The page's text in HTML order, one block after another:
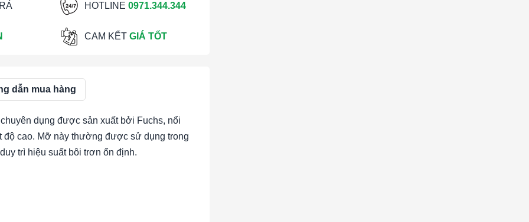
HOTLINE 0971.344.344
CAM KẾT GIÁ TỐT
dẫn mua hàng
dụng được sản xuất bởi Fuchs, nổi
độ cao. Mỡ này thường được sử dụng trong
trì hiệu suất bôi trơn ổn định.